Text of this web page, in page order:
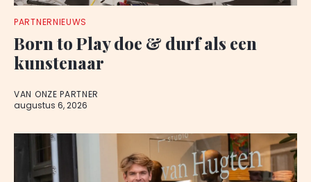
PARTNERNIEUWS
Born to Play doe & durf als een
kunstenaar
VAN ONZE PARTNER
augustus 6, 2026